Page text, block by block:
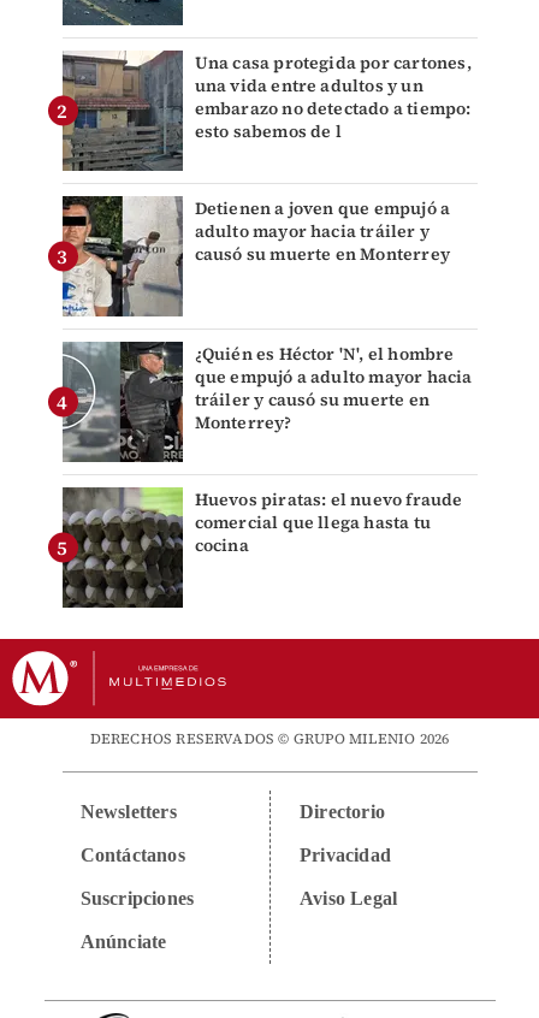
Una casa protegida por cartones,
una vida entre adultos y un
embarazo no detectado a tiempo:
esto sabemos de l
Detienen a joven que empujó a
adulto mayor hacia tráiler y
causó su muerte en Monterrey
¿Quién es Héctor 'N', el hombre
que empujó a adulto mayor hacia
tráiler y causó su muerte en
Monterrey?
Huevos piratas: el nuevo fraude
comercial que llega hasta tu
cocina
DERECHOS RESERVADOS © GRUPO MILENIO 2026
Newsletters
Contáctanos
Suscripciones
Anúnciate
Directorio
Privacidad
Aviso Legal